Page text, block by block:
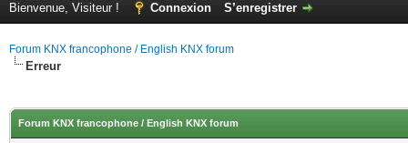
Bienvenue, Visiteur ! Connexion S’enregistrer
Forum KNX francophone / English KNX forum
Erreur
Forum KNX francophone / English KNX forum